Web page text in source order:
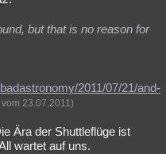
but that is no reason for
2011/07/21/and-
23.07.2011)
Ära der Shuttleflüge ist
wartet auf uns.